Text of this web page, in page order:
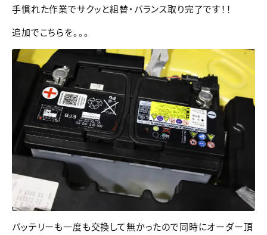
手慣れた作業でサクッと組替・バランス取り完了です！！
追加でこちらを。。。
バッテリーも一度も交換して無かったので同時にオーダー頂